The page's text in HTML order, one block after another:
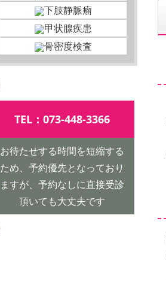
下肢静脈瘤
甲状腺疾患
骨密度検査
TEL： 073-448-3366
お待たせする時間を短縮する
ため、予約優先となっており
ますが、予約なしに直接受診
頂いても大丈夫です